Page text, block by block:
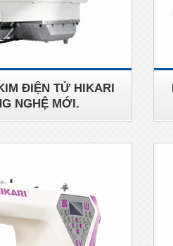
ĐIỆN TỬ HIKARI
NGHỆ MỚI.